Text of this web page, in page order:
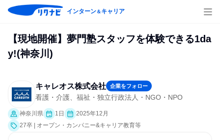
インターン＆キャリア
【現地開催】夢門塾スタッフを体験できる1da
y!(神奈川)
キャレオス株式会社 企業をフォロー
看護・介護、福祉・独立行政法人・NGO・NPO
神奈川県 1日
2025年12月
27卒 | オープン・カンパニー&キャリア教育等